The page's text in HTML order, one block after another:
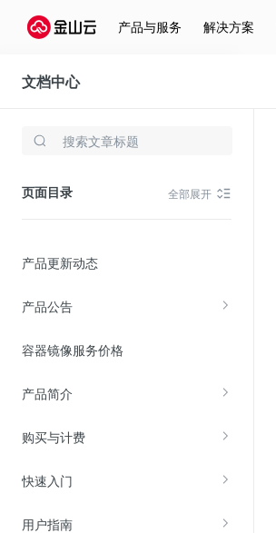
产品与服务 解决方案
文档中心
容器镜像服务
页面目录 全部展开
产品更新动态
产品公告
容器镜像服务价格
产品简介
购买与计费
快速入门
用户指南
存储与云分发
云硬盘(EBS)
在线迁移服务
视频云服务
云直播(KLS)
边缘节点计算